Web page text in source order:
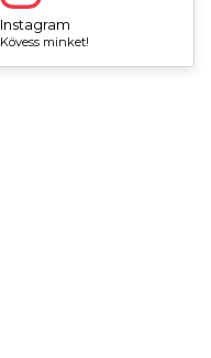
Instagram
Kövess minket!